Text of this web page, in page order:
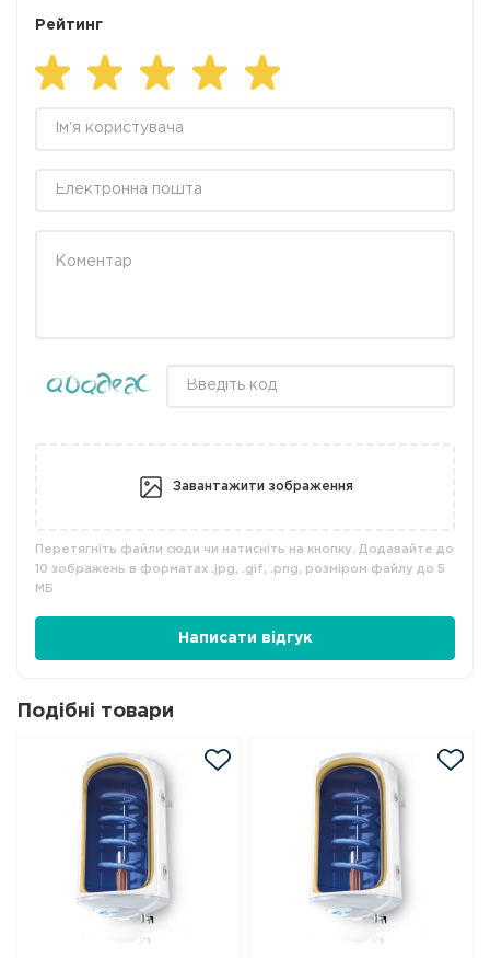
Рейтинг
Завантажити зображення
Перетягніть файли сюди чи натисніть на кнопку. Додавайте до
10 зображень в форматах .jpg, .gif, .png, розміром файлу до 5
МБ
Написати відгук
Подібні товари